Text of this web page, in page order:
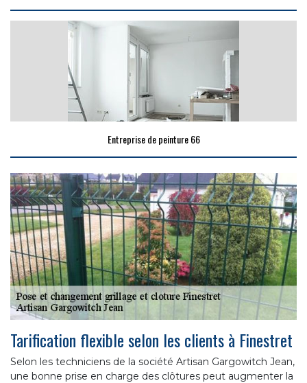
Entreprise de peinture 66
Tarification flexible selon les clients à Finestret
Selon les techniciens de la société Artisan Gargowitch Jean,
une bonne prise en charge des clôtures peut augmenter la